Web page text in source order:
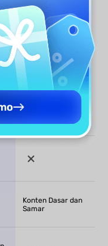
Generator
Surat
Rekomendasi
AI Lainnya
Konten Dasar dan
Samar